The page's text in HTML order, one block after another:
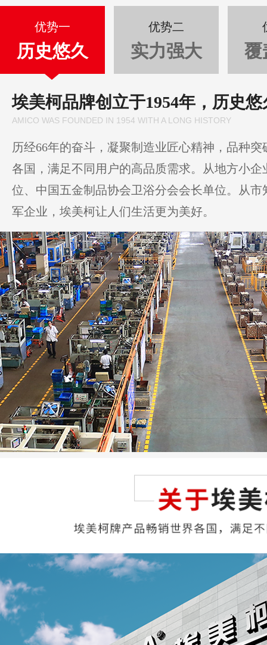
优势一
历史悠久
优势二
实力强大 覆
埃美柯品牌创立于1954年，历史悠
AMICO WAS FOUNDED IN 1954 WITH A LONG HISTORY
历经66年的奋斗，凝聚制造业匠心精神，品种
各国，满足不同用户的高品质需求。从地方小
位、中国五金制品协会卫浴分会会长单位。从
军企业，埃美柯让人们生活更为美好。